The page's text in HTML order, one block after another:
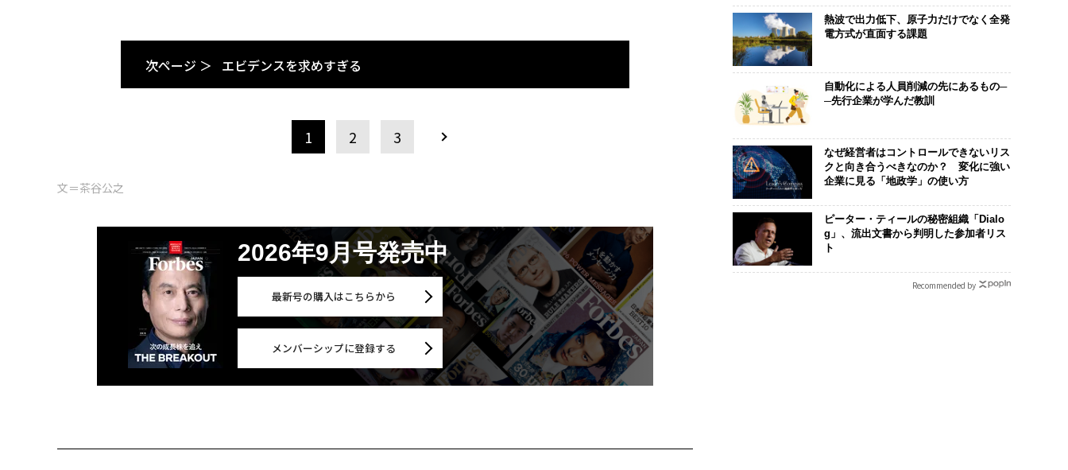
次ページ ＞ エビデンスを求めすぎる
1 2 3
文＝茶谷公之
2026年9月号発売中
最新号の購入はこちらから
メンバーシップに登録する
熱波で出力低下、原子力だけでなく全発
電方式が直面する課題
自動化による人員削減の先にあるもの─
─先行企業が学んだ教訓
なぜ経営者はコントロールできないリス
クと向き合うべきなのか？ 変化に強い
企業に見る「地政学」の使い方
ピーター・ティールの秘密組織「Dialo
g」、流出文書から判明した参加者リス
ト
Recommended by